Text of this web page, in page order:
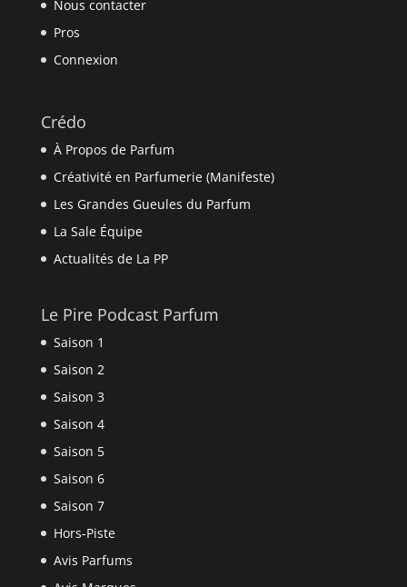
Nous contacter
Pros
Connexion
Crédo
À Propos de Parfum
Créativité en Parfumerie (Manifeste)
Les Grandes Gueules du Parfum
La Sale Équipe
Actualités de La PP
Le Pire Podcast Parfum
Saison 1
Saison 2
Saison 3
Saison 4
Saison 5
Saison 6
Saison 7
Hors-Piste
Avis Parfums